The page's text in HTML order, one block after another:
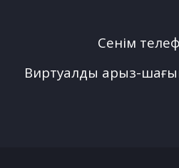
Сенім
Виртуалды арыз-